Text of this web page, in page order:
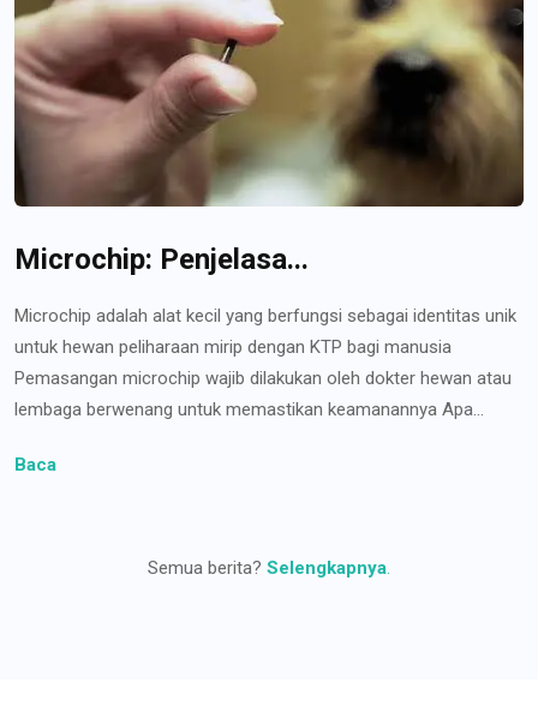
Microchip: Penjelasa...
Microchip adalah alat kecil yang berfungsi sebagai identitas unik
untuk hewan peliharaan mirip dengan KTP bagi manusia
Pemasangan microchip wajib dilakukan oleh dokter hewan atau
lembaga berwenang untuk memastikan keamanannya Apa...
Baca
Semua berita? Selengkapnya